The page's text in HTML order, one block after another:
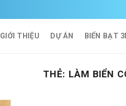
GIỚI THIỆU DỰ ÁN BIỂN BẠT
THẺ: LÀM BIỂN